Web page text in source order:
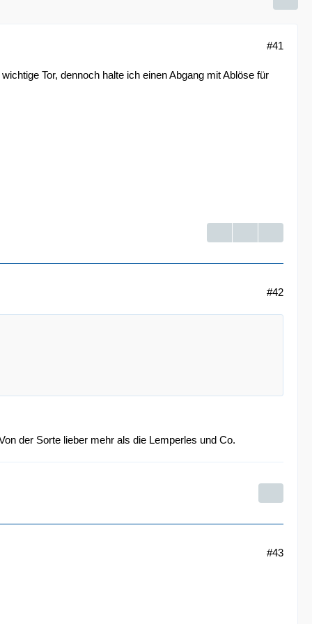
#41
Tor, dennoch halte ich einen Abgang mit Ablöse für
#42
der Sorte lieber mehr als die Lemperles und Co.
#43